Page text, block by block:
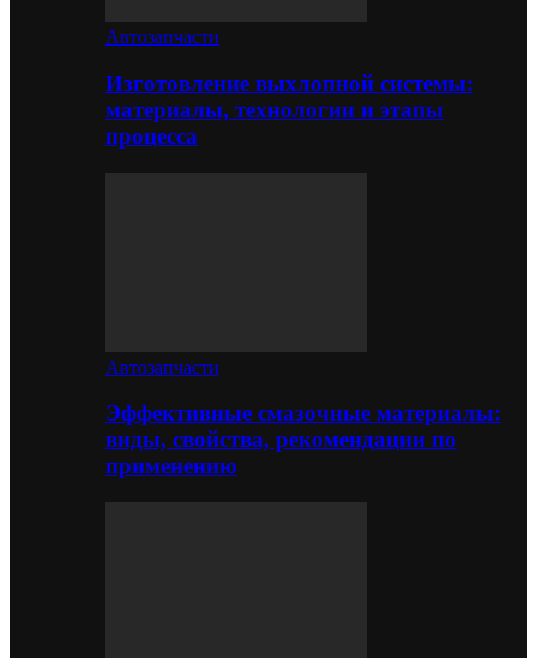
Автозапчасти
Изготовление выхлопной системы:
материалы, технологии и этапы
процесса
Автозапчасти
Эффективные смазочные материалы:
виды, свойства, рекомендации по
применению